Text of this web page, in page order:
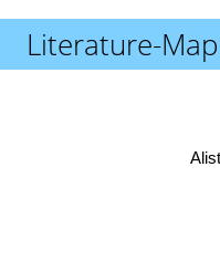
Literature-Map